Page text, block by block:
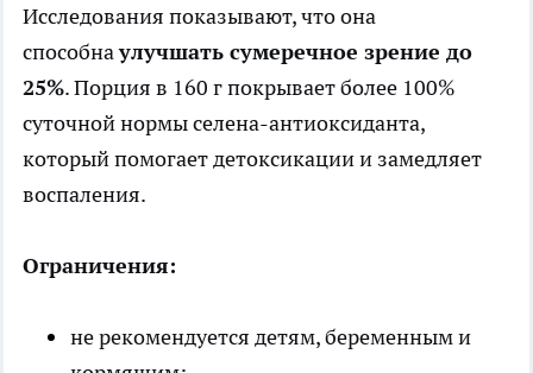
Исследования показывают, что она
способнаулучшать сумеречное зрение до
25%. Порция в 160 г покрывает более 100%
суточной нормы селена-антиоксиданта,
который помогает детоксикации и замедляет
воспаления.
Ограничения:
не рекомендуется детям, беременным и